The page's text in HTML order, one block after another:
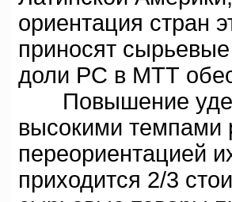
ориентация стран
приносят
доли PC в МТТ
Повышение
высокими темпами
переориентацией
приходится 2/3